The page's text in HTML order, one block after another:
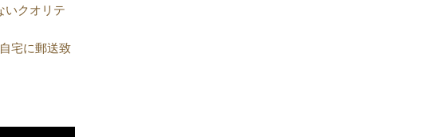
いクオリテ
宅に郵送致